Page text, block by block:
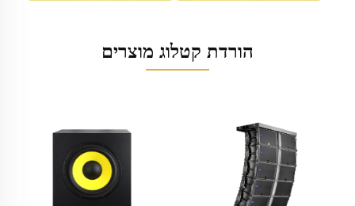
הורדת קטלוג מוצרים